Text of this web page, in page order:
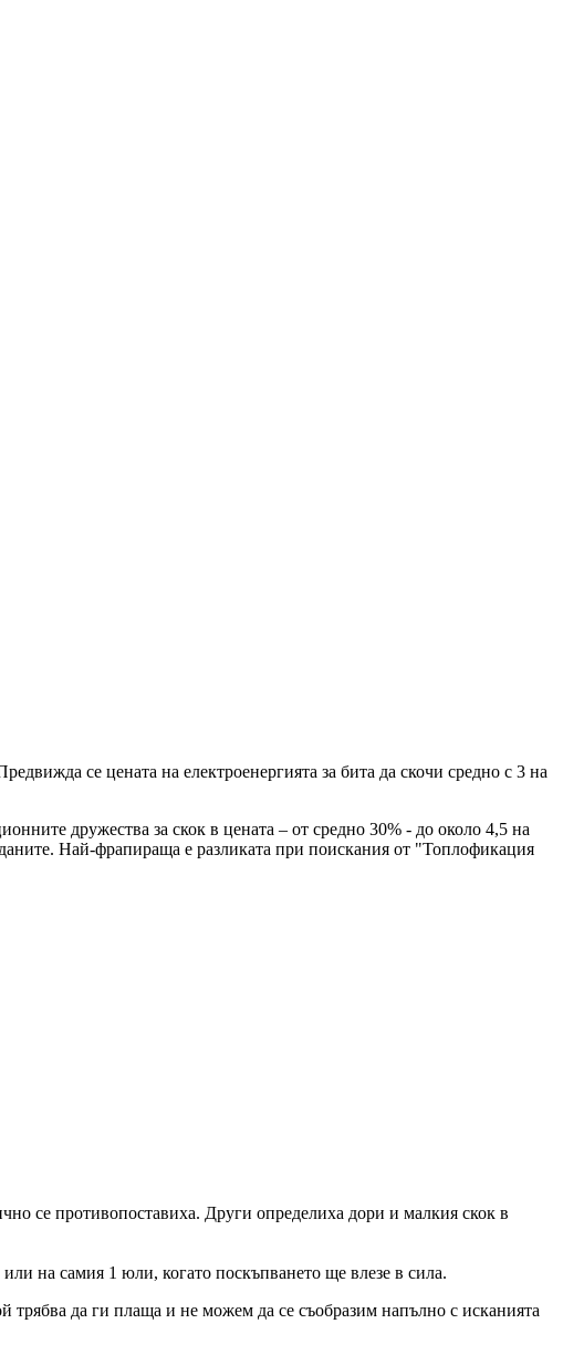
се цената на електроенергията за бита да скочи средно с 3 на
дружества за скок в цената – от средно 30% - до около 4,5 на
Най-фрапираща е разликата при поискания от "Топлофикация
се противопоставиха. Други определиха дори и малкия скок в
на самия 1 юли, когато поскъпването ще влезе в сила.
трябва да ги плаща и не можем да се съобразим напълно с исканията